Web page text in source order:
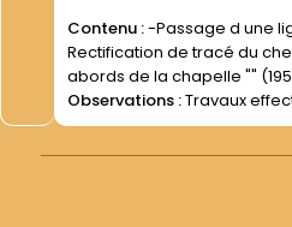
Contenu :-Passage d une ligne électrique (1952) -
Rectification de tracé du
abords de la chapelle ""
Observations :Travaux